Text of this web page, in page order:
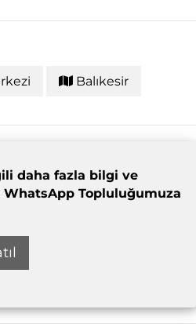
Balıkesir
daha fazla bilgi ve
WhatsApp Topluluğumuza